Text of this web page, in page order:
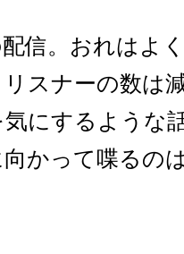
信。おれはよ
スナーの数は
にするような
かって喋るの